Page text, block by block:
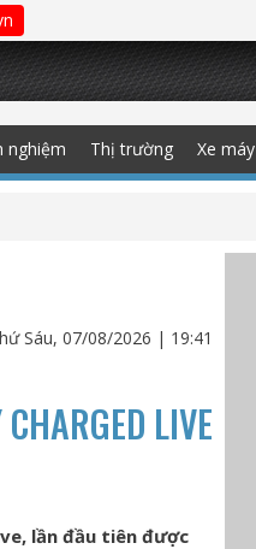
nghiệm Thị trường Xe máy
Sáu, 07/08/2026 | 19:41
LIVE
lần đầu tiên được